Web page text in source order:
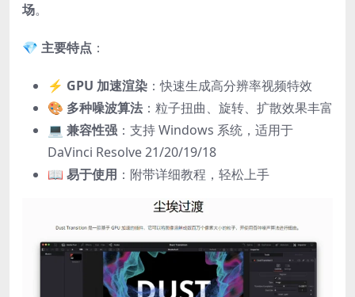
场。
💎 主要特点 ：
⚡ GPU 加速渲染 ：快速生成高分辨率视频特效
🎨 多种噪波算法 ：粒子扭曲、旋转、扩散效果丰富
💻 兼容性强 ：支持 Windows 系统，适用于
DaVinci Resolve 21/20/19/18
📖 易于使用 ：附带详细教程，轻松上手